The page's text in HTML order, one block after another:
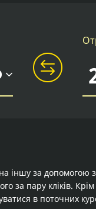
іншу за допомогою
за пару кліків.
в поточних